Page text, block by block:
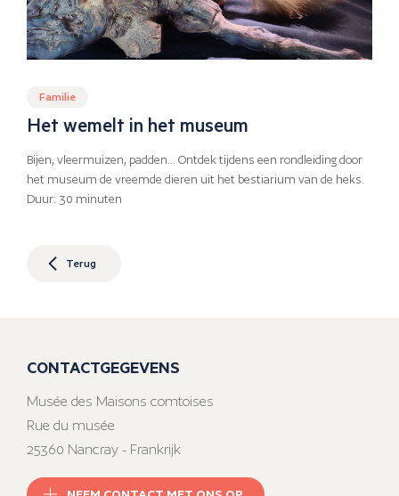
Familie
Het wemelt in het museum
Bijen, vleermuizen, padden… Ontdek tijdens een rondleiding door
het museum de vreemde dieren uit het bestiarium van de heks.
Duur: 30 minuten
Terug
CONTACTGEGEVENS
Musée des Maisons comtoises
Rue du musée
25360 Nancray - Frankrijk